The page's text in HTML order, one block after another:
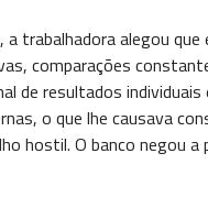
trabalhadora alegou que
comparações
de resultados individuais
o que lhe causava
hostil. O banco negou a